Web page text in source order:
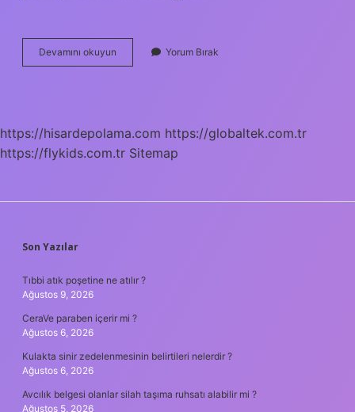
Devamını okuyun
Kelimesinin
Yorum Bırak
https://hisardepolama.com https://globaltek.com.tr
https://flykids.com.tr Sitemap
SIDEBAR
Son Yazılar
Tıbbi atık poşetine ne atılır ?
Ağustos 9, 2026
CeraVe paraben içerir mi ?
Ağustos 6, 2026
Kulakta sinir zedelenmesinin belirtileri nelerdir ?
Ağustos 6, 2026
Avcılık belgesi olanlar silah taşıma ruhsatı alabilir mi ?
Ağustos 5, 2026